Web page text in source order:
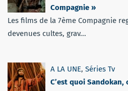
Compagnie »
Les films de la 7ème Compagnie
devenues cultes, grav...
A LA UNE, Séries Tv
C’est quoi